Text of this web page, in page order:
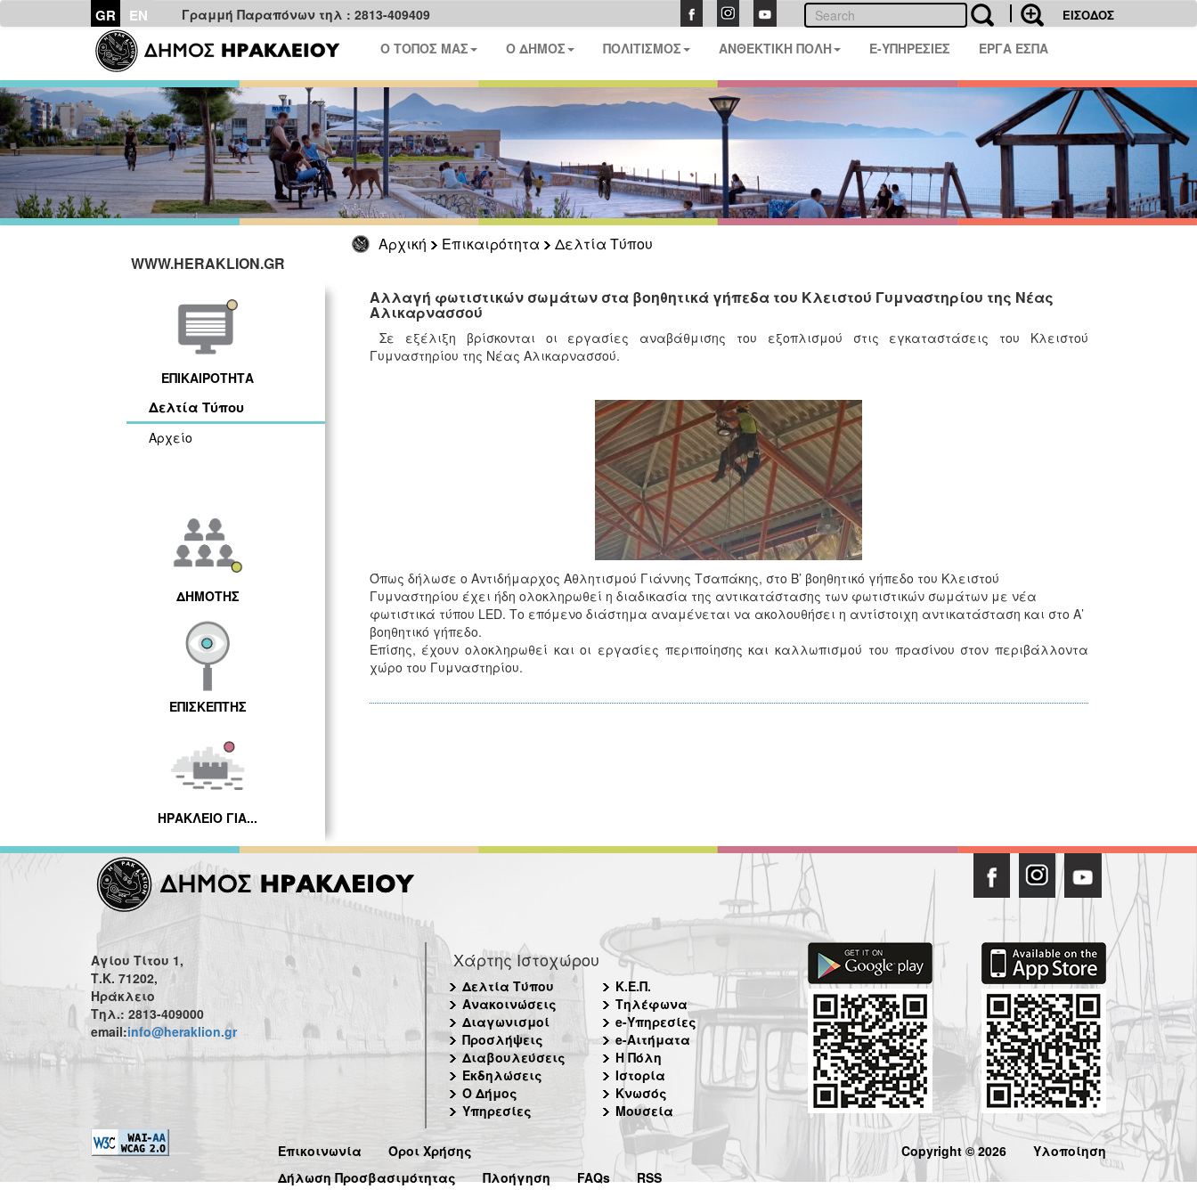
GR EN Γραμμή Παραπόνων τηλ : 2813-409409 ΕΙΣΟΔΟΣ
Ο ΤΟΠΟΣ ΜΑΣ Ο ΔΗΜΟΣ ΠΟΛΙΤΙΣΜΟΣ ΑΝΘΕΚΤΙΚΗ ΠΟΛΗ E-ΥΠΗΡΕΣΙΕΣ ΕΡΓΑ ΕΣΠΑ
Αρχική Επικαιρότητα
Δελτία Τύπου
WWW.HERAKLION.GR
ΕΠΙΚΑΙΡΟΤΗΤΑ
Δελτία Τύπου
Αρχείο
ΔΗΜΟΤΗΣ
ΕΠΙΣΚΕΠΤΗΣ
ΗΡΑΚΛΕΙΟ ΓΙΑ...
Αλλαγή φωτιστικών σωμάτων στα βοηθητικά γήπεδα του Κλειστού Γυμναστηρίου της Νέας
Αλικαρνασσού
Σε εξέλιξη βρίσκονται οι εργασίες αναβάθμισης του εξοπλισμού στις εγκαταστάσεις του Κλειστού
Γυμναστηρίου της Νέας Αλικαρνασσού.
Όπως δήλωσε ο Αντιδήμαρχος Αθλητισμού Γιάννης Τσαπάκης, στο Β’ βοηθητικό γήπεδο του Κλειστού
Γυμναστηρίου έχει ήδη ολοκληρωθεί η διαδικασία της αντικατάστασης των φωτιστικών σωμάτων με νέα
φωτιστικά τύπου LED. Το επόμενο διάστημα αναμένεται να ακολουθήσει η αντίστοιχη αντικατάσταση και στο Α’
βοηθητικό γήπεδο.
Επίσης, έχουν ολοκληρωθεί και οι εργασίες περιποίησης και καλλωπισμού του πρασίνου στον περιβάλλοντα
χώρο του Γυμναστηρίου.
Αγίου Τίτου 1,
Τ.Κ. 71202,
Ηράκλειο
Τηλ.: 2813-409000
email:info@heraklion.gr
Χάρτης Ιστοχώρου
Δελτία Τύπου
Ανακοινώσεις
Διαγωνισμοί
Προσλήψεις
Διαβουλεύσεις
Εκδηλώσεις
Ο Δήμος
Υπηρεσίες
Κ.Ε.Π.
Τηλέφωνα
e-Υπηρεσίες
e-Αιτήματα
Η Πόλη
Ιστορία
Κνωσός
Μουσεία
Επικοινωνία
Όροι Χρήσης
Δήλωση Προσβασιμότητας
Πλοήγηση FAQs RSS
Copyright © 2026 Υλοποίηση